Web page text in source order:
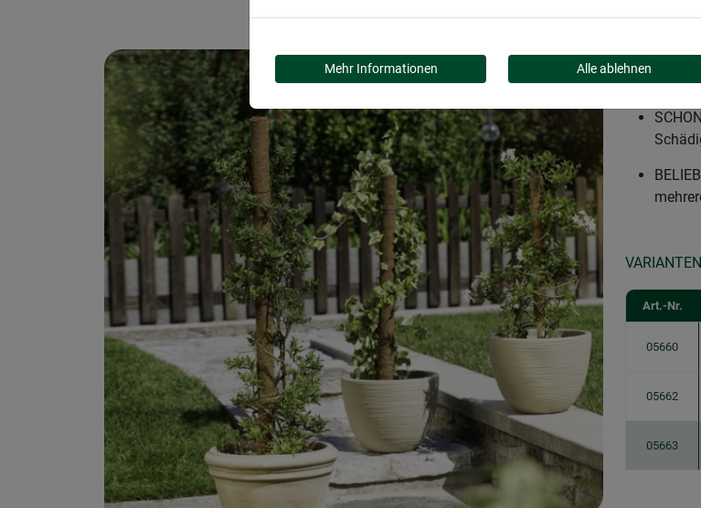
VARIANTEN
Art.-Nr.
05660
05662
05663
Mehr Informationen Alle ablehnen